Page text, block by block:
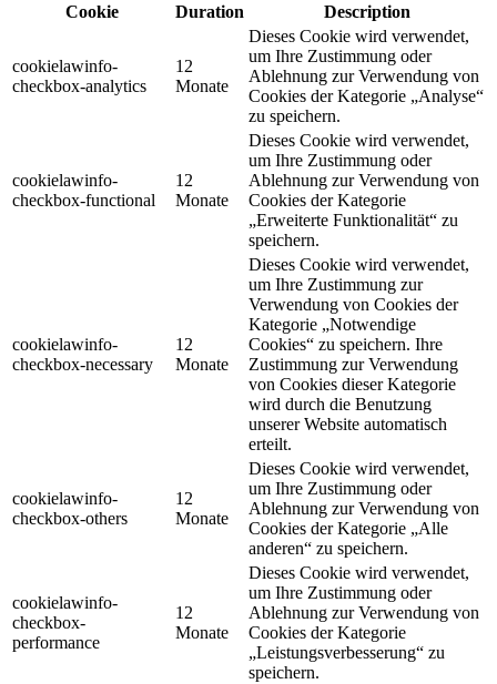
Cookie
Duration Description
cookielawinfo-
checkbox-analytics
12
Monate
Dieses Cookie wird verwendet,
um Ihre Zustimmung oder
Ablehnung zur Verwendung von
Cookies der Kategorie „Analyse“
zu speichern.
cookielawinfo-
checkbox-functional
12
Monate
Dieses Cookie wird verwendet,
um Ihre Zustimmung oder
Ablehnung zur Verwendung von
Cookies der Kategorie
„Erweiterte Funktionalität“ zu
speichern.
cookielawinfo-
checkbox-necessary
12
Monate
Dieses Cookie wird verwendet,
um Ihre Zustimmung zur
Verwendung von Cookies der
Kategorie „Notwendige
Cookies“ zu speichern. Ihre
Zustimmung zur Verwendung
von Cookies dieser Kategorie
wird durch die Benutzung
unserer Website automatisch
erteilt.
cookielawinfo-
checkbox-others
12
Monate
Dieses Cookie wird verwendet,
um Ihre Zustimmung oder
Ablehnung zur Verwendung von
Cookies der Kategorie „Alle
anderen“ zu speichern.
cookielawinfo-
checkbox-
performance
12
Monate
Dieses Cookie wird verwendet,
um Ihre Zustimmung oder
Ablehnung zur Verwendung von
Cookies der Kategorie
„Leistungsverbesserung“ zu
speichern.